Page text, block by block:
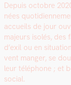
Depuis octo­bre
nées
accueils de jour
majeurs isolés, des
d’exil ou en
vent manger, se
leur télé­phone ; et
social.